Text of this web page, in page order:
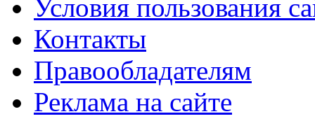
Условия пользования
Контакты
Правообладателям
Реклама на сайте